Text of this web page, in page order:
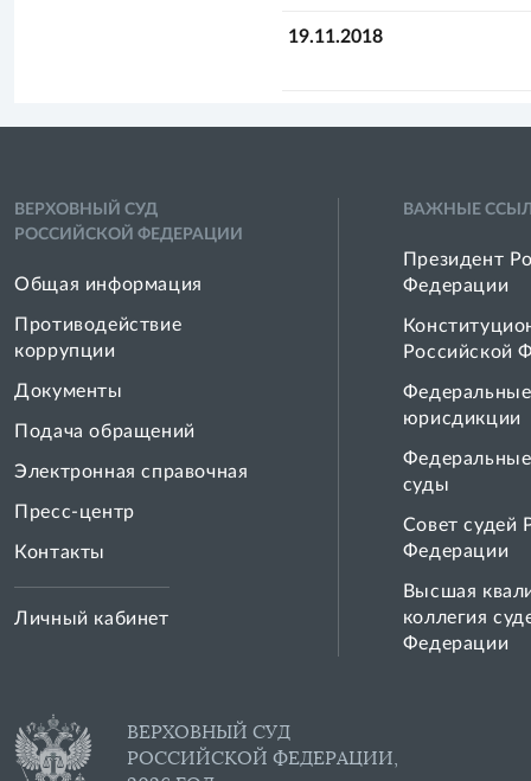
19.11.2018
ВЕРХОВНЫЙ СУД
РОССИЙСКОЙ ФЕДЕРАЦИИ
Общая информация
Противодействие
коррупции
Документы
Подача обращений
Электронная справочная
Пресс-центр
Контакты
Личный кабинет
ВАЖНЫЕ
Президент
Федерации
Российской
юрисдикции
суды
Совет cудей
Федерации
Высшая
коллегия
Федерации
ВЕРХОВНЫЙ СУД
РОССИЙСКОЙ ФЕДЕРАЦИИ,